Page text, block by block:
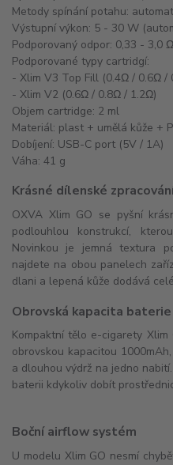
Metody spínání potahu:
Výstupní výkon: 5 - 30 W
Podporovaný odpor: 0,33 - 3,0 Ω
Podporované typy cartridgí:
- Xlim V3 Top Fill (0.4Ω / 0.6Ω /
- Xlim V2 (0.6Ω / 0.8Ω / 1.2Ω)
Objem cartridge: 2 ml
Materiál: plast + umělá kůže +
Dobíjení: USB-C port (5V / 1A)
Váha: 41 g
Krásné dílenské
OXVA Xlim GO se pyšní
podlouhlou konstrukcí,
Novinkou je jemná textura
najdete na obou panelech
dlani a lepená kůže dodává
Obrovská kapacita baterie
Kompaktní tělo e-cigarety
obrovskou kapacitou
a dlouhou výdrž na jedno
baterii kdykoliv dobít
Boční airflow systém
U modelu Xlim GO nesmí